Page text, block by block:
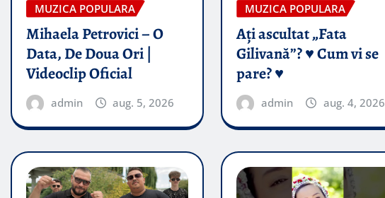
MUZICA POPULARA
Mihaela Petrovici – O
Data, De Doua Ori |
Videoclip Oficial
admin aug. 5, 2026
MUZICA POPULARA
Ați ascultat „Fata
Gilivană”? ♥️ Cum vi se
pare? ♥️
admin aug. 4, 2026